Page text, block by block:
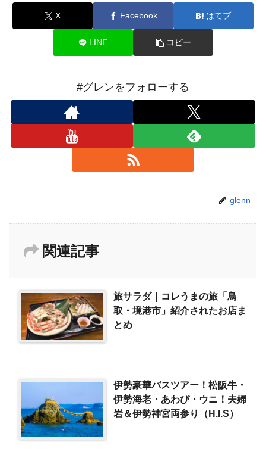
X Facebook はてブ
LINE コピー
#グレンをフォローする
glenn
関連記事
旅サラダ｜コレうまの旅「鳥
取・境港市」紹介されたお店ま
とめ
伊勢豪華バスツアー！松阪牛・
伊勢海老・あわび・ウニ！夫婦
岩＆伊勢神宮両参り（H.I.S）